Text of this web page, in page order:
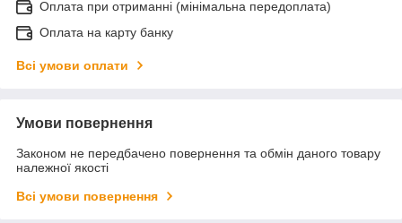
Оплата при отриманні (мінімальна передоплата)
Оплата на карту банку
Всі умови оплати
Умови повернення
Законом не передбачено повернення та обмін даного товару
належної якості
Всі умови повернення